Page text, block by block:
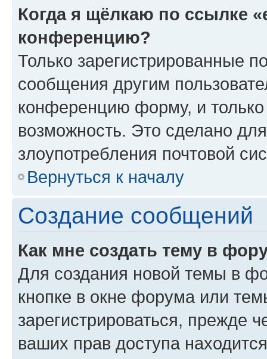
Когда я щёлкаю по ссылке
конференцию?
Только зарегистрированные
сообщения другим
конференцию форму, и
возможность. Это сделано
злоупотребления почтовой
Вернуться к началу
Создание сообщений
Как мне создать тему в
Для создания новой темы в
кнопке в окне форума или
зарегистрироваться, прежде
ваших прав доступа